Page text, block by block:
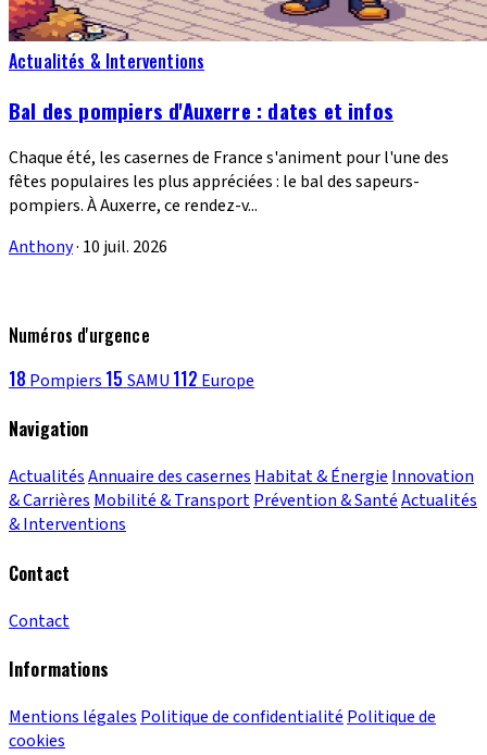
Actualités & Interventions
Bal des pompiers d'Auxerre : dates et infos
Chaque été, les casernes de France s'animent pour l'une des
fêtes populaires les plus appréciées : le bal des sapeurs-
pompiers. À Auxerre, ce rendez-v...
Anthony· 10 juil. 2026
Numéros d'urgence
18 Pompiers 15 SAMU 112 Europe
Navigation
ActualitésAnnuaire des casernes Habitat & Énergie Innovation
& Carrières Mobilité & TransportPrévention & SantéActualités
& Interventions
Contact
Contact
Informations
Mentions légalesPolitique de confidentialitéPolitique de
cookies